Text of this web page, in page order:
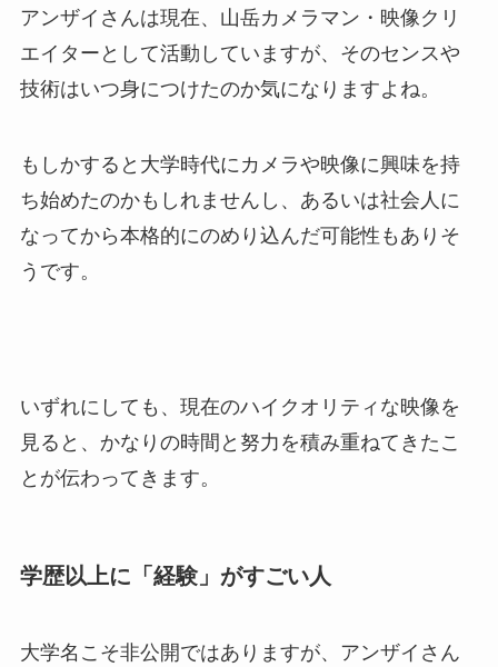
アンザイさんは現在、山岳カメラマン・映像クリ
エイターとして活動していますが、そのセンスや
技術はいつ身につけたのか気になりますよね。
もしかすると大学時代にカメラや映像に興味を持
ち始めたのかもしれませんし、あるいは社会人に
なってから本格的にのめり込んだ可能性もありそ
うです。
いずれにしても、現在のハイクオリティな映像を
見ると、かなりの時間と努力を積み重ねてきたこ
とが伝わってきます。
学歴以上に「経験」がすごい人
大学名こそ非公開ではありますが、アンザイさん